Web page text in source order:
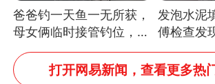
爸爸钓一天鱼一无所获，
母女俩临时接管钓位，用
玩具鱼竿钓上大鱼
发泡水泥
傅检查发
风口未延
打开网易新闻，查看更多热